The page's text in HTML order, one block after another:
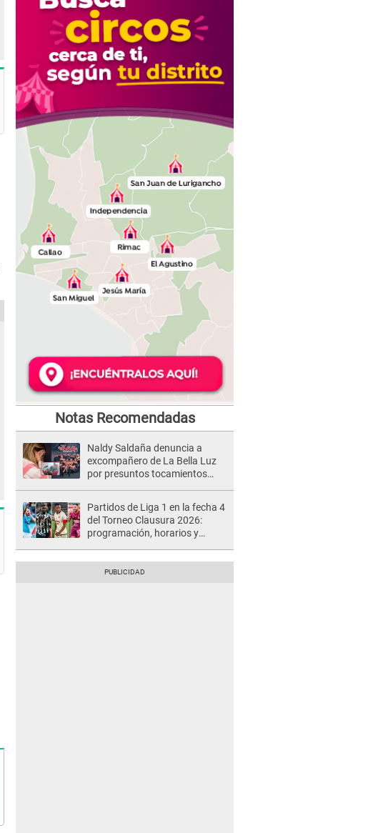
Notas Recomendadas
Naldy Saldaña denuncia a
excompañero de La Bella Luz
por presuntos tocamientos
Partidos de Liga 1 en la fecha 4
del Torneo Clausura 2026:
programación, horarios y